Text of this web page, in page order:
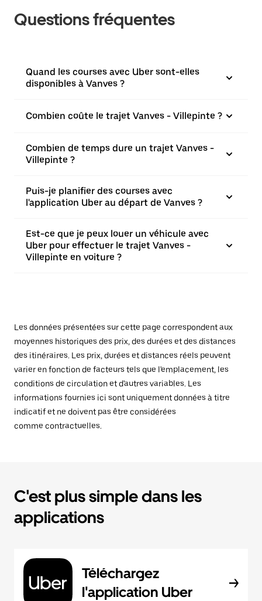
Questions fréquentes
Quand les courses avec Uber sont-elles
disponibles à Vanves ?
Combien coûte le trajet Vanves - Villepinte ?
Combien de temps dure un trajet Vanves -
Villepinte ?
Puis-je planifier des courses avec
l'application Uber au départ de Vanves ?
Est-ce que je peux louer un véhicule avec
Uber pour effectuer le trajet Vanves -
Villepinte en voiture ?
Les données présentées sur cette page correspondent aux
moyennes historiques des prix, des durées et des distances
des itinéraires. Les prix, durées et distances réels peuvent
varier en fonction de facteurs tels que l'emplacement, les
conditions de circulation et d'autres variables. Les
informations fournies ici sont uniquement données à titre
indicatif et ne doivent pas être considérées
comme contractuelles.
C'est plus simple dans les
applications
Téléchargez
l'application Uber